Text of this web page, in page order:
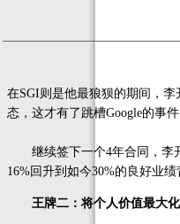
在SGI则是他最狼狈的期间，
态，这才有了跳槽Google的事件
继续签下一个4年合同，李开
16%回升到如今30%的良好业
王牌二：将个人价值最大化